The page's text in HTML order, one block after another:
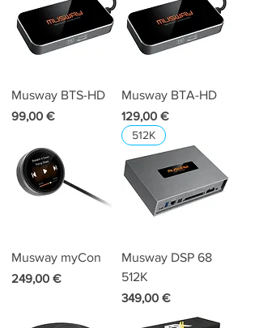
Musway BTS-HD
Preis
99,00 €
Musway BTA-HD
Preis
129,00 €
Musway myCon
Preis
249,00 €
512K
Musway DSP 68
512K
Preis
349,00 €